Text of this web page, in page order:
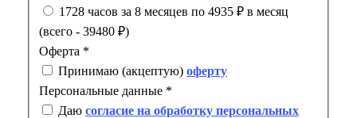
1728 часов за 8 месяцев по 4935 ₽ в месяц
(всего - 39480 ₽)
Оферта *
Принимаю (акцептую) оферту
Персональные данные *
Даю согласие на обработку персональных